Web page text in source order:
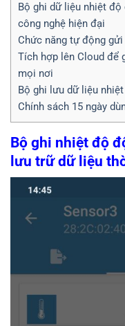
Bộ ghi dữ liệu nhiệt
công nghệ hiện đại
Chức năng tự động
Tích hợp lên Cloud để
mọi nơi
Bộ ghi lưu dữ liệu
Chính sách 15 ngày
Bộ ghi nhiệt độ
lưu trữ dữ liệu